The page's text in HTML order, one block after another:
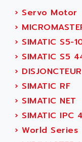
CD1-K
SIMATIC
ACS
LCD
SBS
ABS
PS316
RPX
PB100
PB 300 /
ALSTHOM
ALSTHOM
ALSTOM
ALTECH
ALTER
ALTIVAR
ALTRAC AG
ALTRONICS
ALTRONIX
› Servo Motor
›
› SIMATIC S5-
› SIMATIC S5
› DISJONCTEUR
› SIMATIC RF
› SIMATIC NET
› SIMATIC IPC
› World Series